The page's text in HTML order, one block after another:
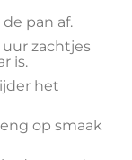
pan af.
uur zachtjes
is.
het
op smaak